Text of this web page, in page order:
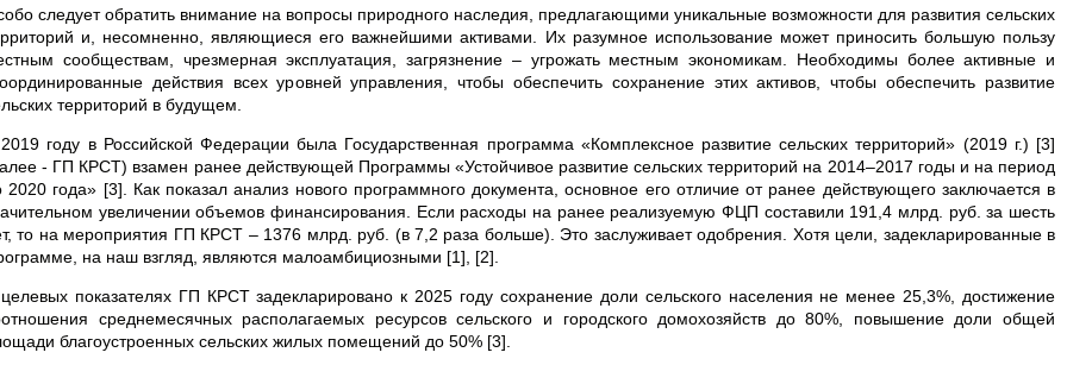
следует обратить внимание на вопросы природного наследия, предлагающими уникальные возможности для развития сельских
и, несомненно, являющиеся его важнейшими активами. Их разумное использование может приносить большую пользу
сообществам, чрезмерная эксплуатация, загрязнение – угрожать местным экономикам. Необходимы более активные и
действия всех уровней управления, чтобы обеспечить сохранение этих активов, чтобы обеспечить развитие
территорий в будущем.
году в Российской Федерации была Государственная программа «Комплексное развитие сельских территорий» (2019 г.) [3]
- ГП КРСТ) взамен ранее действующей Программы «Устойчивое развитие сельских территорий на 2014–2017 годы и на период
2020 года» [3]. Как показал анализ нового программного документа, основное его отличие от ранее действующего заключается в
увеличении объемов финансирования. Если расходы на ранее реализуемую ФЦП составили 191,4 млрд. руб. за шесть
то на мероприятия ГП КРСТ – 1376 млрд. руб. (в 7,2 раза больше). Это заслуживает одобрения. Хотя цели, задекларированные в
на наш взгляд, являются малоамбициозными [1], [2].
показателях ГП КРСТ задекларировано к 2025 году сохранение доли сельского населения не менее 25,3%, достижение
среднемесячных располагаемых ресурсов сельского и городского домохозяйств до 80%, повышение доли общей
благоустроенных сельских жилых помещений до 50% [3].